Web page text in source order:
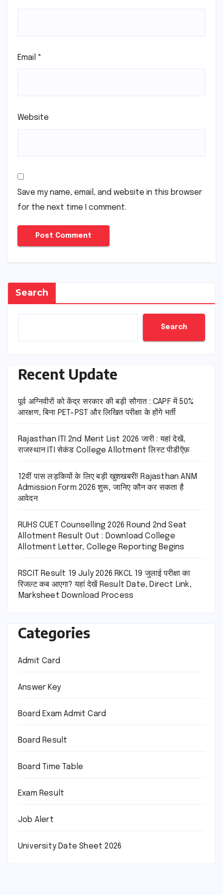
Email *
Website
Save my name, email, and website in this browser
for the next time I comment.
Search
Search
Recent Update
पूर्व अग्निवीरों को केंद्र सरकार की बड़ी सौगात : CAPF में 50%
आरक्षण, बिना PET-PST और लिखित परीक्षा के होंगे भर्ती
Rajasthan ITI 2nd Merit List 2026 जारी : यहां देखें,
राजस्थान ITI सेकंड College Allotment लिस्ट पीडीऍफ़
12वीं पास लड़कियों के लिए बड़ी खुशखबरी! Rajasthan ANM
Admission Form 2026 शुरू, जानिए कौन कर सकता है
आवेदन
RUHS CUET Counselling 2026 Round 2nd Seat
Allotment Result Out : Download College
Allotment Letter, College Reporting Begins
RSCIT Result 19 July 2026 RKCL 19 जुलाई परीक्षा का
रिजल्ट कब आएगा? यहां देखें Result Date, Direct Link,
Marksheet Download Process
Categories
Admit Card
Answer Key
Board Exam Admit Card
Board Result
Board Time Table
Exam Result
Job Alert
University Date Sheet 2026